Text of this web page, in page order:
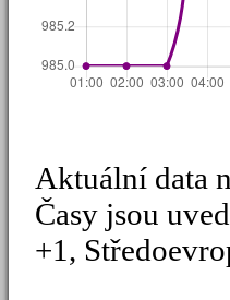
Aktuální data
Časy jsou
+1,